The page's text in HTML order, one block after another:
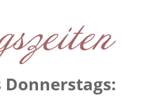
Donnerstags: